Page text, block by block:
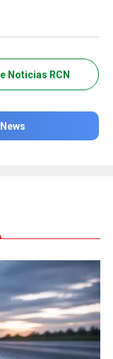
Noticias RCN